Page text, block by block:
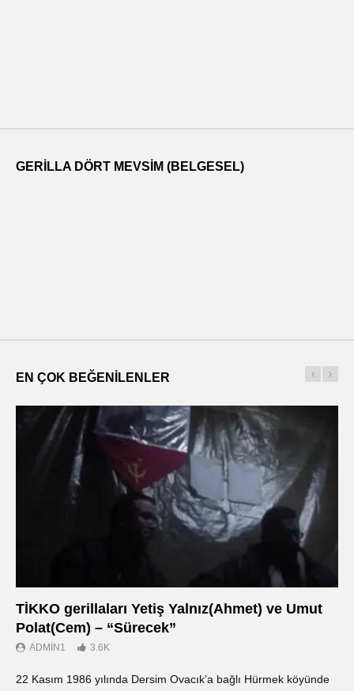
GERILLA DÖRT MEVSIM (BELGESEL)
EN ÇOK BEĞENILENLER
TİKKO gerillaları Yetiş Yalnız(Ahmet) ve Umut
Polat(Cem) – “Sürecek”
ADMIN1 3.6K
22 Kasım 1986 yılında Dersim Ovacık’a bağlı Hürmek köyünde